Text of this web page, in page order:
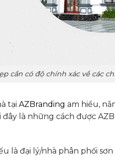
cần có độ chính xác về các
tại AZBranding am hiểu,
là những cách được
là đại lý/nhà phân phối